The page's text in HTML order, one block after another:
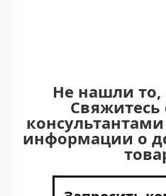
Не нашли то,
информации о